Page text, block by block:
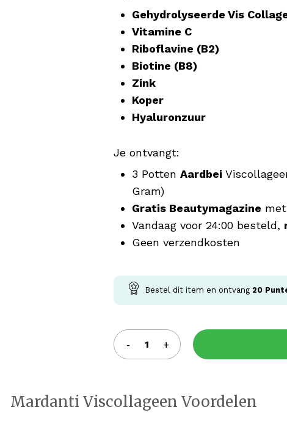
Gehydrolyseerde Vis
Vitamine C
Riboflavine (B2)
Biotine (B8)
Zink
Koper
Hyaluronzuur
Je ontvangt:
3 Potten Aardbei
Gram)
Gratis Beautymagazine
Vandaag voor 24:00 besteld,
Geen verzendkosten
Bestel dit item en ontvang 20
Mardanti Viscollageen Voordelen